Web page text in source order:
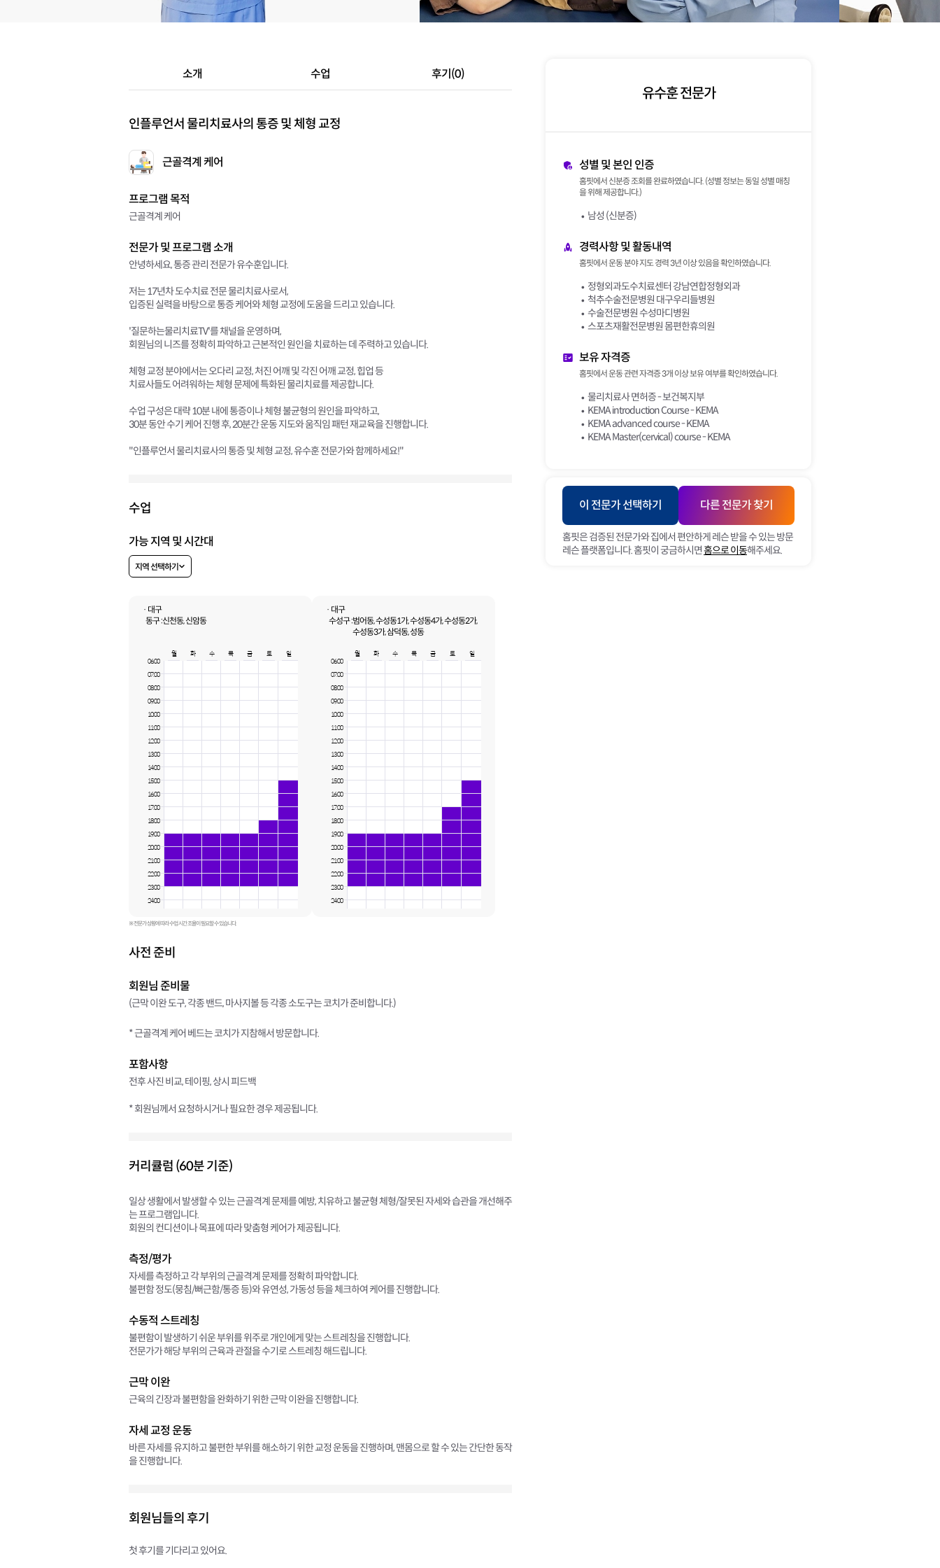
소개 수업 후기(0)
인플루언서 물리치료사의 통증 및 체형 교정
근골격계 케어
프로그램 목적
근골격계 케어
전문가 및 프로그램 소개
안녕하세요, 통증 관리 전문가 유수훈입니다.
저는 17년차 도수치료 전문 물리치료사로서,
입증된 실력을 바탕으로 통증 케어와 체형 교정에 도움을 드리고 있습니다.
'질문하는물리치료TV'를 채널을 운영하며,
회원님의 니즈를 정확히 파악하고 근본적인 원인을 치료하는 데 주력하고 있습니다.
체형 교정 분야에서는 오다리 교정, 처진 어깨 및 각진 어깨 교정, 힙업 등
치료사들도 어려워하는 체형 문제에 특화된 물리치료를 제공합니다.
수업 구성은 대략 10분 내에 통증이나 체형 불균형의 원인을 파악하고,
30분 동안 수기 케어 진행 후, 20분간 운동 지도와 움직임 패턴 재교육을 진행합니다.
"인플루언서 물리치료사의 통증 및 체형 교정, 유수훈 전문가와 함께하세요!"
수업
가능 지역 및 시간대
지역 선택하기
· 대구
동구 :신천동, 신암동
월 화 수 목 금 토
일
06:00
07:00
08:00
09:00
10:00
11:00
12:00
13:00
14:00
15:00
16:00
17:00
18:00
19:00
20:00
21:00
22:00
23:00
24:00
· 대구
수성구 :범어동, 수성동1가, 수성동4가, 수성동2가,
수성동3가, 삼덕동, 성동
월 화 수 목 금 토
일
06:00
07:00
08:00
09:00
10:00
11:00
12:00
13:00
14:00
15:00
16:00
17:00
18:00
19:00
20:00
21:00
22:00
23:00
24:00
※ 전문가 상황에 따라 수업 시간 조율이 필요할 수 있습니다.
사전 준비
회원님 준비물
(근막 이완 도구, 각종 밴드, 마사지볼 등 각종 소도구는 코치가 준비합니다.)
* 근골격계 케어 베드는 코치가 지참해서 방문합니다.
포함사항
전후 사진 비교, 테이핑, 상시 피드백
* 회원님께서 요청하시거나 필요한 경우 제공됩니다.
커리큘럼 (60분 기준)
일상 생활에서 발생할 수 있는 근골격계 문제를 예방, 치유하고 불균형 체형/잘못된 자세와 습관을 개선해주
는 프로그램입니다.
회원의 컨디션이나 목표에 따라 맞춤형 케어가 제공됩니다.
측정/평가
자세를 측정하고 각 부위의 근골격계 문제를 정확히 파악합니다.
불편함 정도(뭉침/뻐근함/통증 등)와 유연성, 가동성 등을 체크하여 케어를 진행합니다.
수동적 스트레칭
불편함이 발생하기 쉬운 부위를 위주로 개인에게 맞는 스트레칭을 진행합니다.
전문가가 해당 부위의 근육과 관절을 수기로 스트레칭 해드립니다.
근막 이완
근육의 긴장과 불편함을 완화하기 위한 근막 이완을 진행합니다.
자세 교정 운동
바른 자세를 유지하고 불편한 부위를 해소하기 위한 교정 운동을 진행하며, 맨몸으로 할 수 있는 간단한 동작
을 진행합니다.
회원님들의 후기
첫 후기를 기다리고 있어요.
유수훈 전문가
성별 및 본인 인증
홈핏에서 신분증 조회를 완료하였습니다. (성별 정보는 동일 성별 매칭
을 위해 제공합니다.)
남성 (신분증)
경력사항 및 활동내역
홈핏에서 운동 분야 지도 경력 3년 이상 있음을 확인하였습니다.
정형외과도수치료센터 강남연합정형외과
척추수술전문병원 대구우리들병원
수술전문병원 수성마디병원
스포츠재활전문병원 몸편한휴의원
보유 자격증
홈핏에서 운동 관련 자격증 3개 이상 보유 여부를 확인하였습니다.
물리치료사 면허증 - 보건복지부
KEMA introduction Course - KEMA
KEMA advanced course - KEMA
KEMA Master(cervical) course - KEMA
이 전문가 선택하기 다른 전문가 찾기
홈핏은 검증된 전문가와 집에서 편안하게 레슨 받을 수 있는 방문
레슨 플랫폼입니다. 홈핏이 궁금하시면홈으로 이동해주세요.